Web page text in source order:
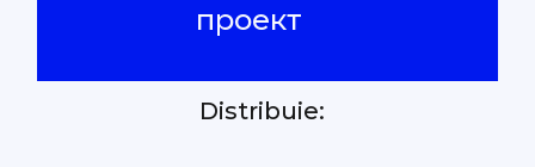
проект
Distribuie: